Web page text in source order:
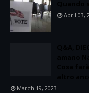
April 03,
March 19, 2023